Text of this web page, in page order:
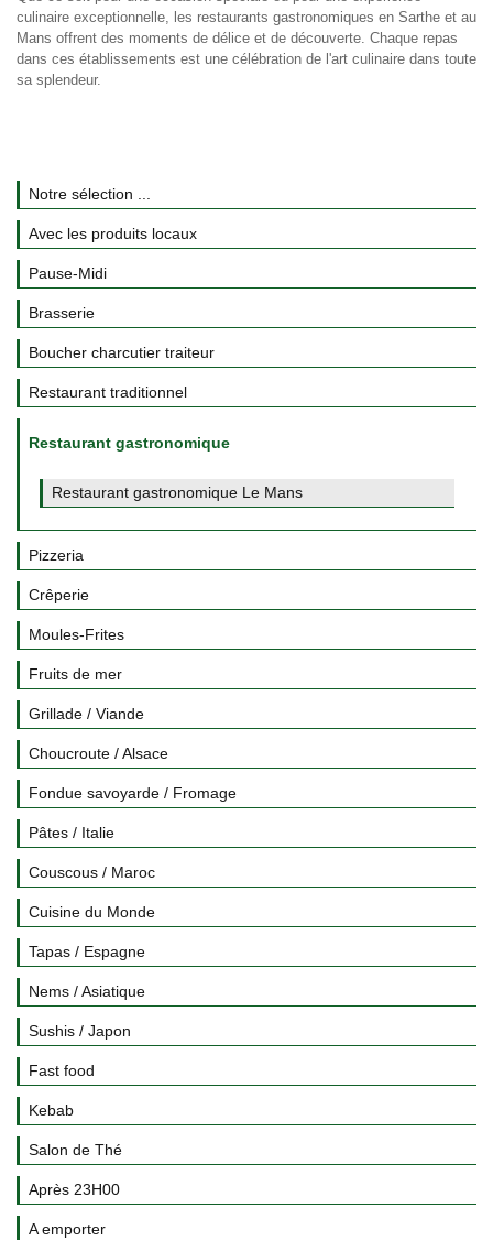
culinaire exceptionnelle, les restaurants gastronomiques en Sarthe et au
Mans offrent des moments de délice et de découverte. Chaque repas
dans ces établissements est une célébration de l'art culinaire dans toute
sa splendeur.
Notre sélection ...
Avec les produits locaux
Pause-Midi
Brasserie
Boucher charcutier traiteur
Restaurant traditionnel
Restaurant gastronomique
Restaurant gastronomique Le Mans
Pizzeria
Crêperie
Moules-Frites
Fruits de mer
Grillade / Viande
Choucroute / Alsace
Fondue savoyarde / Fromage
Pâtes / Italie
Couscous / Maroc
Cuisine du Monde
Tapas / Espagne
Nems / Asiatique
Sushis / Japon
Fast food
Kebab
Salon de Thé
Après 23H00
A emporter